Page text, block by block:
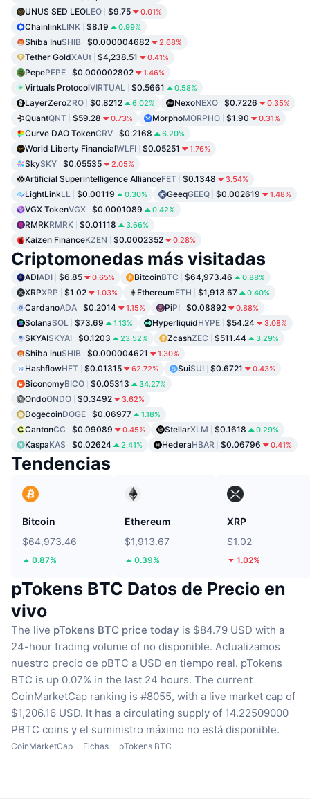
UNUS SED LEOLEO $9.75 0.01%
ChainlinkLINK $8.19 0.99%
Shiba InuSHIB $0.000004682 2.68%
Tether GoldXAUt $4,238.51 0.41%
PepePEPE $0.000002802 1.46%
Virtuals ProtocolVIRTUAL $0.5661 0.58%
LayerZeroZRO $0.8212 6.02% NexoNEXO $0.7226 0.35%
QuantQNT $59.28 0.73% MorphoMORPHO $1.90 0.31%
Curve DAO TokenCRV $0.2168 6.20%
World Liberty FinancialWLFI $0.05251 1.76%
SkySKY $0.05535 2.05%
Artificial Superintelligence AllianceFET $0.1348 3.54%
LightLinkLL $0.00119 0.30% GeeqGEEQ $0.002619 1.48%
VGX TokenVGX $0.0001089 0.42%
RMRKRMRK $0.01118 3.66%
Kaizen FinanceKZEN $0.0002352 0.28%
Criptomonedas más visitadas
ADIADI $6.85 0.65% BitcoinBTC $64,973.46 0.88%
XRPXRP $1.02 1.03% EthereumETH $1,913.67 0.40%
CardanoADA $0.2014 1.15% PiPI $0.08892 0.88%
SolanaSOL $73.69 1.13% HyperliquidHYPE $54.24 3.08%
SKYAISKYAI $0.1203 23.52% ZcashZEC $511.44 3.29%
Shiba inuSHIB $0.000004621 1.30%
HashflowHFT $0.01315 62.72% SuiSUI $0.6721 0.43%
BiconomyBICO $0.05313 34.27%
OndoONDO $0.3492 3.62%
DogecoinDOGE $0.06977 1.18%
CantonCC $0.09089 0.45% StellarXLM $0.1618 0.29%
KaspaKAS $0.02624 2.41% HederaHBAR $0.06796 0.41%
Tendencias
Bitcoin
$64,973.46
0.87%
Ethereum
$1,913.67
0.39%
XRP
$1.02
1.02%
pTokens BTC Datos de Precio en
vivo
The live pTokens BTC price today is $84.79 USD with a
24-hour trading volume of no disponible. Actualizamos
nuestro precio de pBTC a USD en tiempo real. pTokens
BTC is up 0.07% in the last 24 hours. The current
CoinMarketCap ranking is #8055, with a live market cap of
$1,206.16 USD. It has a circulating supply of 14.22509000
PBTC coins y el suministro máximo no está disponible.
CoinMarketCap Fichas pTokens BTC